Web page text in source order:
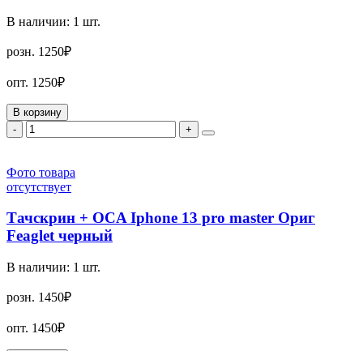
В наличии: 1 шт.
розн. 1250₽
опт. 1250₽
В корзину
-
+
Фото товара
отсутствует
Тачскрин + OCA Iphone 13 pro master Ориг
Feaglet черный
В наличии: 1 шт.
розн. 1450₽
опт. 1450₽